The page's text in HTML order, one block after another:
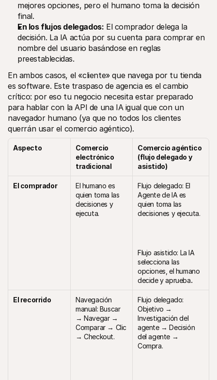
mejores opciones, pero el humano toma la decisión
final.
En los flujos delegados: El comprador delega la
decisión. La IA actúa por su cuenta para comprar en
nombre del usuario basándose en reglas
preestablecidas.
En ambos casos, el «cliente» que navega por tu tienda
es software. Este traspaso de agencia es el cambio
crítico: por eso tu negocio necesita estar preparado
para hablar con la API de una IA igual que con un
navegador humano (ya que no todos los clientes
querrán usar el comercio agéntico).
Aspecto
Comercio
electrónico
tradicional
Comercio agéntico
(flujo delegado y
asistido)
El comprador
El humano es
quien toma las
decisiones y
ejecuta.
Flujo delegado: El
Agente de IA es
quien toma las
decisiones y ejecuta.
Flujo asistido: La IA
selecciona las
opciones, el humano
decide y aprueba.
El recorrido
Navegación
manual: Buscar
→ Navegar →
Comparar → Clic
→ Checkout.
Flujo delegado:
Objetivo →
Investigación del
agente → Decisión
del agente →
Compra.